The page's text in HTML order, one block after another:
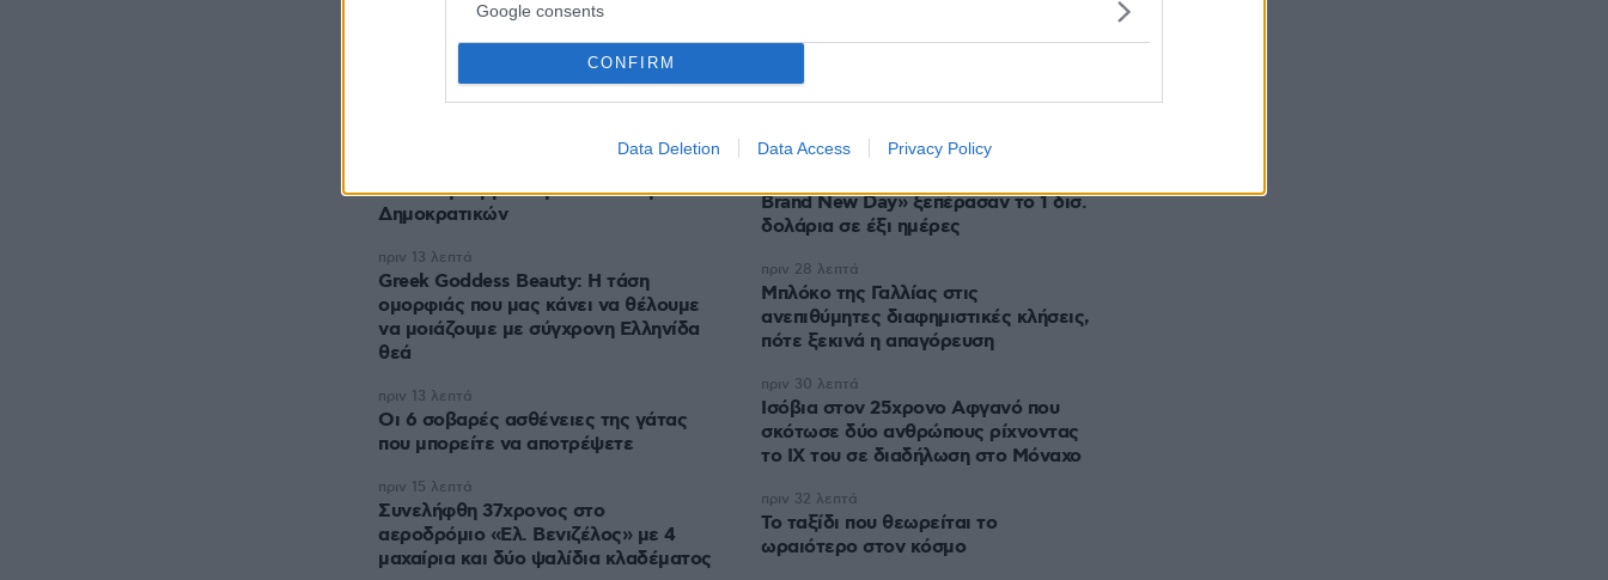
Google consents
CONFIRM
Data Deletion Data Access Privacy Policy
ΡΟΗ ΕΙΔΗΣΕΩΝ
Μίσιγκαν, το μεγάλο στοίχημα της
δύσκολη κομματική επανένωση των
Δημοκρατικών
Greek Goddess Beauty: Η τάση
ομορφιάς που μας κάνει να θέλουμε
να μοιάζουμε με σύγχρονη Ελληνίδα
θεά
πριν 13 λεπτά
Οι 6 σοβαρές ασθένειες της γάτας
που μπορείτε να αποτρέψετε
πριν 13 λεπτά
Συνελήφθη 37χρονος στο
αεροδρόμιο «Ελ. Βενιζέλος» με 4
μαχαίρια και δύο ψαλίδια κλαδέματος
πριν 15 λεπτά
σχολεία δεύτερης ευκαιρίας, τι
Brand New Day» ξεπέρασαν το 1 δισ.
δολάρια σε έξι ημέρες
πριν 21 λεπτά
Μπλόκο της Γαλλίας στις
ανεπιθύμητες διαφημιστικές κλήσεις,
πότε ξεκινά η απαγόρευση
πριν 28 λεπτά
Ισόβια στον 25χρονο Αφγανό που
σκότωσε δύο ανθρώπους ρίχνοντας
το ΙΧ του σε διαδήλωση στο Μόναχο
πριν 30 λεπτά
Το ταξίδι που θεωρείται το
ωραιότερο στον κόσμο
πριν 32 λεπτά